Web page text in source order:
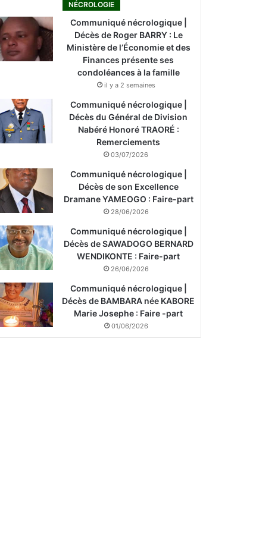
NÉCROLOGIE
Communiqué nécrologique |
Décès de Roger BARRY : Le
Ministère de l’Économie et des
Finances présente ses
condoléances à la famille
il y a 2 semaines
Communiqué nécrologique |
Décès du Général de Division
Nabéré Honoré TRAORÉ :
Remerciements
03/07/2026
Communiqué nécrologique |
Décès de son Excellence
Dramane YAMEOGO : Faire-part
28/06/2026
Communiqué nécrologique |
Décès de SAWADOGO BERNARD
WENDIKONTE : Faire-part
26/06/2026
Communiqué nécrologique |
Décès de BAMBARA née KABORE
Marie Josephe : Faire -part
01/06/2026